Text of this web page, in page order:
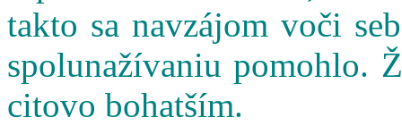
takto sa navzájom voči
spolunažívaniu pomohlo.
citovo bohatším.